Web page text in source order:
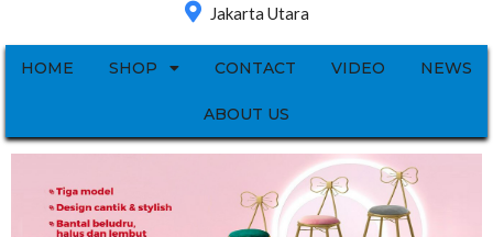
Jakarta Utara
HOME SHOP CONTACT VIDEO NEWS
ABOUT US